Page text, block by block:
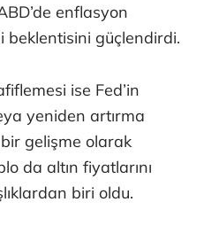
enflasyon
beklentisini güçlendirdi.
ise Fed’in
yeniden artırma
gelişme olarak
da altın fiyatlarını
biri oldu.